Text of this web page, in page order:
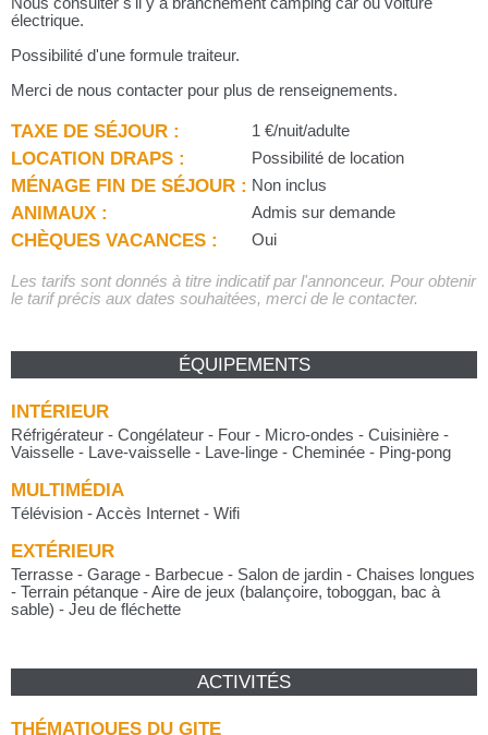
électrique.
Possibilité d'une formule traiteur.
Merci de nous contacter pour plus de renseignements.
TAXE DE SÉJOUR : 1 €/nuit/adulte
LOCATION DRAPS : Possibilité de location
MÉNAGE FIN DE SÉJOUR : Non inclus
ANIMAUX : Admis sur demande
CHÈQUES VACANCES : Oui
Les tarifs sont donnés à titre indicatif par l'annonceur. Pour obtenir
le tarif précis aux dates souhaitées, merci de le contacter.
ÉQUIPEMENTS
INTÉRIEUR
Réfrigérateur - Congélateur - Four - Micro-ondes - Cuisinière -
Vaisselle - Lave-vaisselle - Lave-linge - Cheminée - Ping-pong
MULTIMÉDIA
Télévision - Accès Internet - Wifi
EXTÉRIEUR
Terrasse - Garage - Barbecue - Salon de jardin - Chaises longues
- Terrain pétanque - Aire de jeux (balançoire, toboggan, bac à
sable) - Jeu de fléchette
ACTIVITÉS
THÉMATIQUES DU GITE